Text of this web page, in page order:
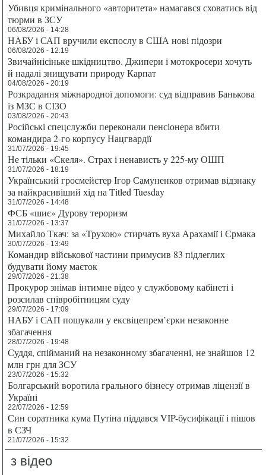
Убивця кримінального «авторитета» намагався сховатись від
тюрми в ЗСУ
06/08/2026 - 14:28
НАБУ і САП вручили експослу в США нові підозри
06/08/2026 - 12:19
Звичайнісіньке шкідництво. Джипери і мотокросери хочуть
й надалі знищувати природу Карпат
04/08/2026 - 20:19
Розкрадання міжнародної допомоги: суд відправив Банькова
із МЗС в СІЗО
03/08/2026 - 20:43
Російські спецслужби переконали пенсіонера вбити
командира 2-го корпусу Нацгвардії
31/07/2026 - 19:45
Не тільки «Скеля». Страх і ненависть у 225-му ОШП
31/07/2026 - 18:19
Український гросмейстер Ігор Самуненков отримав відзнаку
за найкрасивіший хід на Titled Tuesday
31/07/2026 - 14:48
ФСБ «шиє» Дурову тероризм
31/07/2026 - 13:37
Михайло Ткач: за «Трухою» стирчать вуха Арахамії і Єрмака
30/07/2026 - 13:49
Командир військової частини примусив 83 підлеглих
будувати йому маєток
29/07/2026 - 21:38
Прокурор знімав інтимне відео у службовому кабінеті і
розсилав співробітницям суду
29/07/2026 - 17:09
НАБУ і САП пошукали у ексвіцепрем’єрки незаконне
збагачення
28/07/2026 - 19:48
Суддя, спійманий на незаконному збагаченні, не знайшов 12
млн грн для ЗСУ
23/07/2026 - 15:32
Болгарський воротила грального бізнесу отримав ліцензії в
Україні
22/07/2026 - 12:59
Син соратника кума Путіна піддався VIP-бусифікації і пішов
в СЗЧ
21/07/2026 - 15:32
з відео